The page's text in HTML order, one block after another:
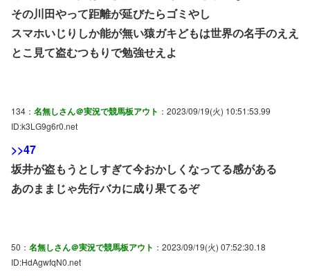
その川田やって距離が延びたらゴミやし
スマホいじりしか能が無い猿ガキどもは世界の名手のええ
とこ見て盗むつもりで勉強せえよ
134： 名無しさん＠実況で競馬板アウト ：2023/09/19(火) 10:51:53.99
ID:k3LG9g6r0.net
>>47
坂井が盗もうとしすぎて今おかしくなってる感がある
あのままじゃ先行バカに成り果てるぞ
50： 名無しさん＠実況で競馬板アウト ：2023/09/19(火) 07:52:30.18
ID:HdAgwfqN0.net